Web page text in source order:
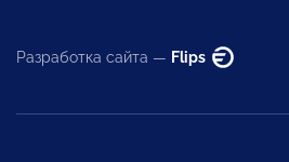
Разработка сайта — Flips